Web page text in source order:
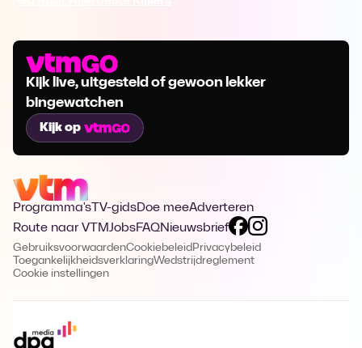
Kijk live, uitgesteld of gewoon lekker
bingewatchen
Kijk op
Programma's TV-gidsDoe meeAdverteren
Route naar VTMJobsFAQNieuwsbrief
GebruiksvoorwaardenCookiebeleid Privacybeleid
ToegankelijkheidsverklaringWedstrijdreglement
Cookie instellingen